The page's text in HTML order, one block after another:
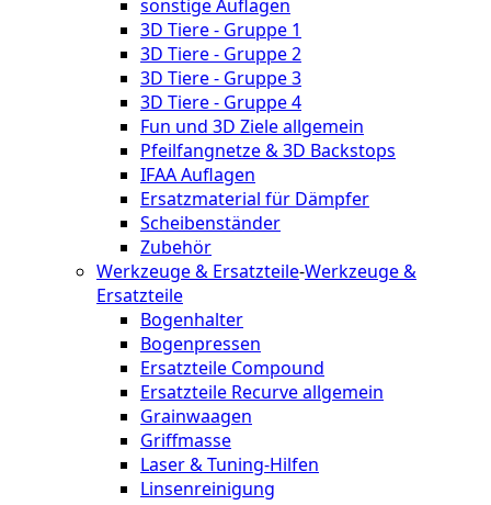
sonstige Auflagen
3D Tiere - Gruppe 1
3D Tiere - Gruppe 2
3D Tiere - Gruppe 3
3D Tiere - Gruppe 4
Fun und 3D Ziele allgemein
Pfeilfangnetze & 3D Backstops
IFAA Auflagen
Ersatzmaterial für Dämpfer
Scheibenständer
Zubehör
Werkzeuge & Ersatzteile-Werkzeuge &
Ersatzteile
Bogenhalter
Bogenpressen
Ersatzteile Compound
Ersatzteile Recurve allgemein
Grainwaagen
Griffmasse
Laser & Tuning-Hilfen
Linsenreinigung